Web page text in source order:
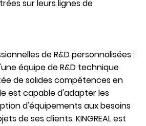
sur leurs lignes de
de R&D personnalisées :
équipe de R&D technique
de solides compétences en
est capable d'adapter les
d'équipements aux besoins
de ses clients. KINGREAL est